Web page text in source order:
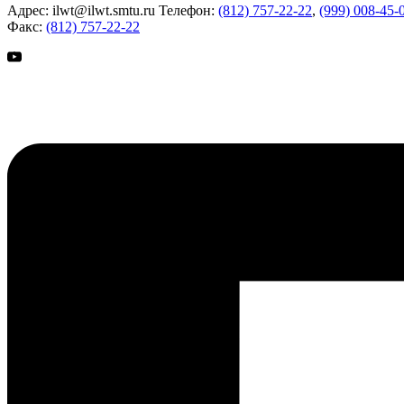
Адрес: ilwt@ilwt.smtu.ru Телефон: (812) 757-22-22, (999) 008-45-
Факс: (812) 757-22-22